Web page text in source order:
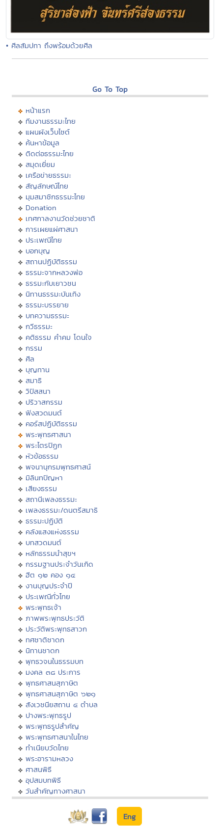
• ศีลสัมปทา ถึงพร้อมด้วยศีล
Go To Top
หน้าแรก
ทีมงานธรรมะไทย
แผนผังเว็บไซต์
ค้นหาข้อมูล
ติดต่อธรรมะไทย
สมุดเยี่ยม
เครือข่ายธรรมะ
สัญลักษณ์ไทย
มุมสมาชิกธรรมะไทย
Donation
เทศกาลงานวัดช่วยชาติ
การเผยแผ่ศาสนา
ประเพณีไทย
บอกบุญ
สถานปฏิบัติธรรม
ธรรมะจากหลวงพ่อ
ธรรมะกับเยาวชน
นิทานธรรมะบันเทิง
ธรรมะบรรยาย
บทความธรรมะ
กวีธรรมะ
คติธรรม คำคม โดนใจ
กรรม
ศีล
บุญทาน
สมาธิ
วิปัสสนา
ปริวาสกรรม
ฟังสวดมนต์
คอร์สปฏิบัติธรรม
พระพุทธศาสนา
พระไตรปิฏก
หัวข้อธรรม
พจนานุกรมพุทธศาสน์
มิลินทปัญหา
เสียงธรรม
สถานีเพลงธรรมะ
เพลงธรรมะ/ดนตรีสมาธิ
ธรรมะปฏิบัติ
คลังแสงแห่งธรรม
บทสวดมนต์
หลักธรรมนำสุขฯ
กรรมฐานประจำวันเกิด
ฮีต ๑๒ คอง ๑๔
งานบุญประจำปี
ประเพณีทั่วไทย
พระพุทธเจ้า
ภาพพระพุทธประวัติ
ประวัติพระพุทธสาวก
ทศชาติชาดก
นิทานชาดก
พุทธวจนในธรรมบท
มงคล ๓๘ ประการ
พุทธศาสนสุภาษิต
พุทธศาสนสุภาษิต ๖๒๑
สังเวชนียสถาน ๔ ตำบล
ปางพระพุทธรูป
พระพุทธรูปสำคัญ
พระพุทธศาสนาในไทย
ทำเนียบวัดไทย
พระอารามหลวง
ศาสนพิธี
อุปสมบทพิธี
วันสำคัญทางศาสนา
Eng